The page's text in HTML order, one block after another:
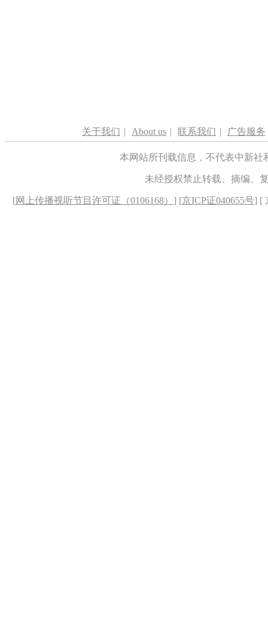
关于我们 | About us | 联系我们 | 广告服务
本网站所刊载信息，不代表中新
未经授权禁止转载、摘编、
[网上传播视听节目许可证（0106168） ] [京ICP证040655号] [